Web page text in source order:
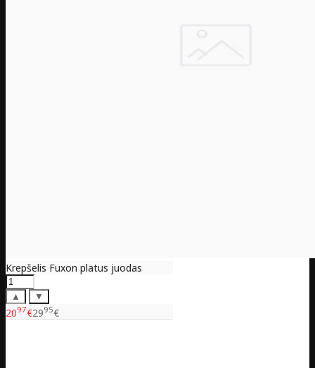
Krepšelis Fuxon platus juodas
▲ ▼
2097€2995€